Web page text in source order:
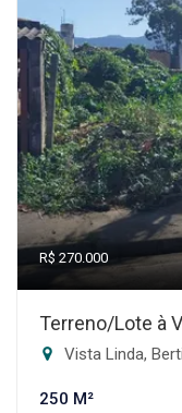
R$ 270.000
Terreno/Lote à
Vista Linda,
250 M²